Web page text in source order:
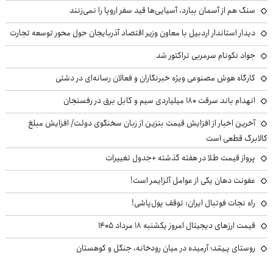
سنگ هم از آسمان ببارد، آسیایی‌ها قید سفر اروپا را نمی‌زنند
دیدار استاندار اردبیل با معاون وزیر اقتصاد آذربایجان حول محور توسعه تجارت
جواد نکونام سرمربی تراکتور شد
کارگاه هوش مصنوعی ویژه خبرنگاران و فعالان رسانه‌ای در دشتی
انهدام باند سرقت ۱۸۰ میلیاردی سیم و کابل برق در رفسنجان
آخرین اخبار از افزایش قیمت بنزین از زبان سخنگوی دولت/ افزایش مبلغ
کالابرگ قطعی است
پرواز قیمت طلا در هفته گذشته +جدول تغییرات
عفونت دهان یکی از عوامل آلزایمر است!
راه نجات فوتبال ایران: توقف پول‌پاشی!
قیمت ارزهای دیجیتال امروز یکشنبه ۱۸ مرداد ۱۴۰۵
روستای پـِیمُد؛ آرمیده در میان رودخانه، جنگل و کوهستان